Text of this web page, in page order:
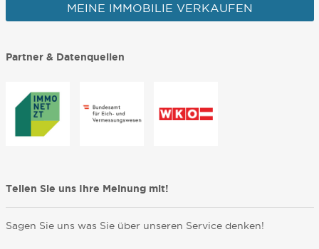
MEINE IMMOBILIE VERKAUFEN
Partner & Datenquellen
Teilen Sie uns Ihre Meinung mit!
Sagen Sie uns was Sie über unseren Service denken!